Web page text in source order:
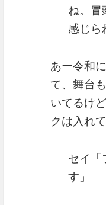
ね。冒
感じら
あー令和
て、舞台
いてるけ
クは入れ
セイ「
す」